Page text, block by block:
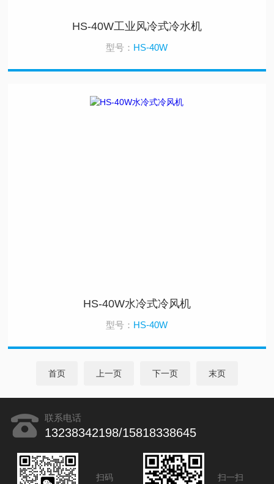
HS-40W工业风冷式冷水机
型号： HS-40W
HS-40W水冷式冷风机
型号： HS-40W
首页 上一页 下一页 末页
联系电话
13238342198/15818338645
扫码 扫一扫